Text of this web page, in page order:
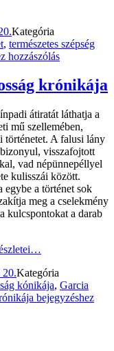
Kategória
, természetes szépség
hozzászólás
krónikája
átiratát láthatja a
mű szellemében,
történetet. A falusi lány
visszafojtott
vad népünnepéllyel
kulisszái között.
egybe a történet sok
meg a cselekmény
kulcspontokat a darab
20.Kategória
kónikája, Garcia
bejegyzéshez